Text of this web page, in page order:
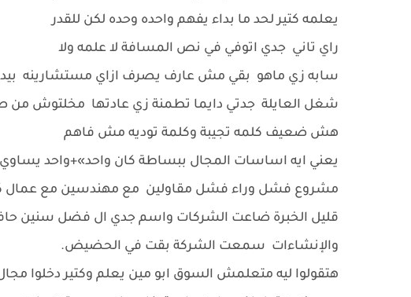
يعلمه كتير لحد ما بداء يفهم واحده وحده لكن للقدر
راي تاني جدي اتوفي في نص المسافة لا علمه ولا
سابه زي ماهو بقي مش عارف يصرف ازاي مستشارينه
شغل العايلة جدتي دايما تطمنة زي عادتها مخلتوش من
هش ضعيف كلمه تجيبة وكلمة توديه مش فاهم
يعني ايه اساسات المجال ببساطة كان واحد»+واحد
مشروع فشل وراء فشل مقاولين مع مهندسين مع عمال
قليل الخبرة ضاعت الشركات واسم جدي ال فضل سنين
والإنشاءات سمعت الشركة بقت في الحضيض.
هتقولوا ليه متعلمش السوق ابو مين يعلم وكتير دخلوا